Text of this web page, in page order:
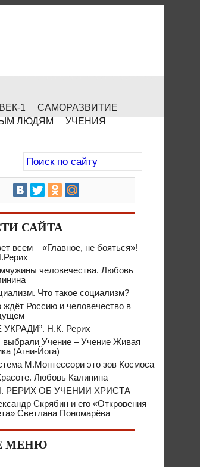
1
САМОРАЗВИТИЕ
ЛЮДЯМ
УЧЕНИЯ
САЙТА
всем – «Главное, не бояться»!
человечества. Любовь
Что такое социализм?
ждёт Россию и человечество в
УКРАДИ”. Н.К. Рерих
Учение – Учение Живая
(Агни-Йога)
М.Монтессори это зов Космоса
Любовь Калинина
РЕРИХ ОБ УЧЕНИИ ХРИСТА
Скрябин и его «Откровения
Светлана Пономарёва
МЕНЮ